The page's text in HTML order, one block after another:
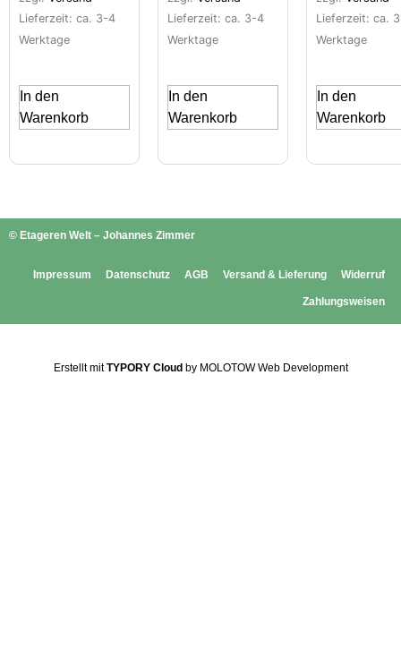
Lieferzeit: ca. 3-4
Werktage
In den
Warenkorb
Lieferzeit: ca. 3-4
Werktage
In den
Warenkorb
Lieferzeit: ca.
Werktage
In den
Warenkorb
© Etageren Welt – Johannes Zimmer
Impressum Datenschutz AGB Versand & Lieferung Widerruf
Zahlungsweisen
Erstellt mitTYPORY Cloudby MOLOTOW Web Development